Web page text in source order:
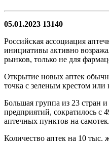
05.01.2023 13140
Российская ассоциация
инициативы активно
рынков, только не для
Открытие новых аптек
точка с зеленым крестом или
Большая группа из 23 стран
предприятий, сократилось с
аптечных пунктов на самотек.
Количество аптек на 10 тыс.